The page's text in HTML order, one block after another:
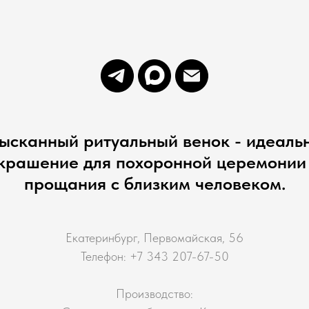
ритуальный венок -
для похоронной
прощания с близким человеком.
Екатеринбург, Первомайская, 56
Телефон: +7 343 207-67-50
Производство: